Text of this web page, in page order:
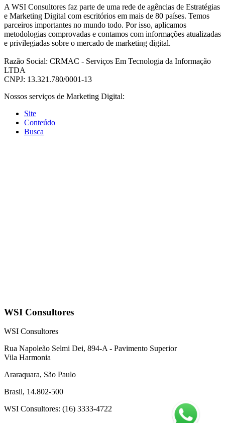
A WSI Consultores faz parte de uma rede de agências de Estratégias
e Marketing Digital com escritórios em mais de 80 países. Temos
parceiros importantes no mundo todo. Por isso, aplicamos
metodologias comprovadas e contamos com informações atualizadas
e privilegiadas sobre o mercado de marketing digital.
Razão Social: CRMAC - Serviços Em Tecnologia da Informação
LTDA
CNPJ: 13.321.780/0001-13
Nossos serviços de Marketing Digital:
Site
Conteúdo
Busca
WSI Consultores
WSI Consultores
Rua Napoleão Selmi Dei, 894-A - Pavimento Superior
Vila Harmonia
Araraquara, São Paulo
Brasil, 14.802-500
WSI Consultores: (16) 3333-4722